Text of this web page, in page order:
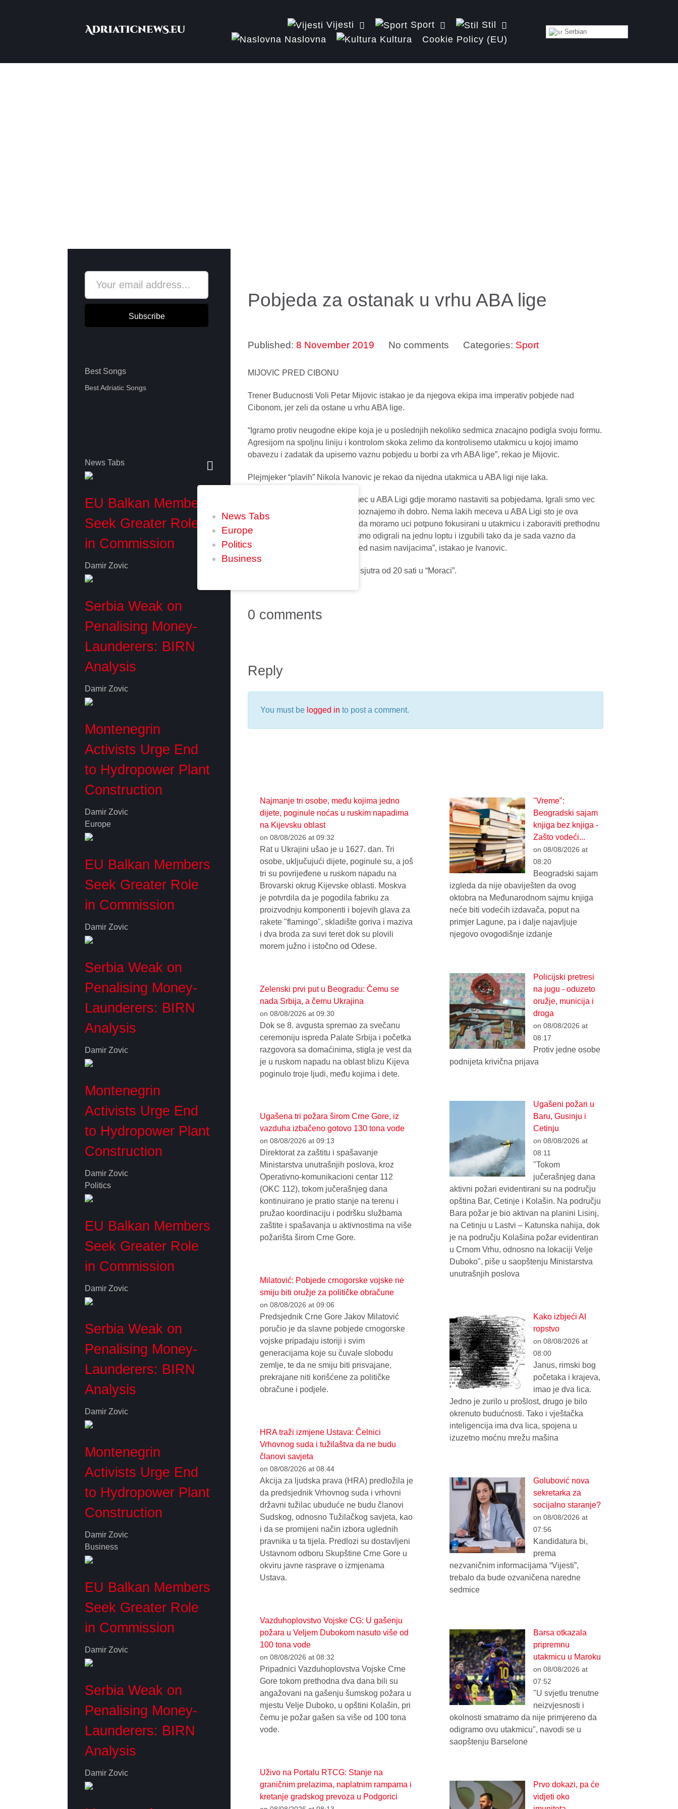
Vijesti Sport
Stil
Naslovna
Kultura Cookie Policy (EU)
Serbian
Subscribe
Best Songs
Best Adriatic Songs
News Tabs
Europe
Politics
Business
News Tabs
EU Balkan Members
Seek Greater Role
in Commission
Damir Zovic
Serbia Weak on
Penalising Money-
Launderers: BIRN
Analysis
Damir Zovic
Montenegrin
Activists Urge End
to Hydropower Plant
Construction
Damir Zovic
Europe
EU Balkan Members
Seek Greater Role
in Commission
Damir Zovic
Serbia Weak on
Penalising Money-
Launderers: BIRN
Analysis
Damir Zovic
Montenegrin
Activists Urge End
to Hydropower Plant
Construction
Damir Zovic
Politics
EU Balkan Members
Seek Greater Role
in Commission
Damir Zovic
Serbia Weak on
Penalising Money-
Launderers: BIRN
Analysis
Damir Zovic
Montenegrin
Activists Urge End
to Hydropower Plant
Construction
Damir Zovic
Business
EU Balkan Members
Seek Greater Role
in Commission
Damir Zovic
Serbia Weak on
Penalising Money-
Launderers: BIRN
Analysis
Damir Zovic
Pobjeda za ostanak u vrhu ABA lige
Published: 8 November 2019 No comments Categories: Sport
MIJOVIC PRED CIBONU
Trener Buducnosti Voli Petar Mijovic istakao je da njegova ekipa ima imperativ pobjede nad
Cibonom, jer zeli da ostane u vrhu ABA lige.
“Igramo protiv neugodne ekipe koja je u poslednjih nekoliko sedmica znacajno podigla svoju formu.
Agresijom na spoljnu liniju i kontrolom skoka zelimo da kontrolisemo utakmicu u kojoj imamo
obavezu i zadatak da upisemo vaznu pobjedu u borbi za vrh ABA lige”, rekao je Mijovic.
Plejmjeker “plavih” Nikola Ivanovic je rekao da nijedna utakmica u ABA ligi nije laka.
“Ocekuje nas izuzetno vazan mec u ABA Ligi gdje moramo nastaviti sa pobjedama. Igrali smo vec
protiv Cibone na Super kupu i poznajemo ih dobro. Nema lakih meceva u ABA Ligi sto je ova
sezona najbolje pokazala tako da moramo uci potpuno fokusirani u utakmicu i zaboraviti prethodnu
utakmicu. Veliki broj utakmica smo odigrali na jednu loptu i izgubili tako da je sada vazno da
pokazemo karakter i slavimo pred nasim navijacima”, istakao je Ivanovic.
Buducnost Voli i Cibona igrace sjutra od 20 sati u “Moraci”.
0 comments
Reply
You must be logged in to post a comment.
Najmanje tri osobe, među kojima jedno
dijete, poginule noćas u ruskim napadima
na Kijevsku oblast
on 08/08/2026 at 09:32
Rat u Ukrajini ušao je u 1627. dan. Tri
osobe, uključujući dijete, poginule su, a još
tri su povrijeđene u ruskom napadu na
Brovarski okrug Kijevske oblasti. Moskva
je potvrdila da je pogodila fabriku za
proizvodnju komponenti i bojevih glava za
rakete "flamingo", skladište goriva i maziva
i dva broda za suvi teret dok su plovili
morem južno i istočno od Odese.
Zelenski prvi put u Beogradu: Čemu se
nada Srbija, a čemu Ukrajina
on 08/08/2026 at 09:30
Dok se 8. avgusta spremao za svečanu
ceremoniju ispreda Palate Srbija i početka
razgovora sa domaćinima, stigla je vest da
je u ruskom napadu na oblast blizu Kijeva
poginulo troje ljudi, među kojima i dete.
Ugašena tri požara širom Crne Gore, iz
vazduha izbačeno gotovo 130 tona vode
on 08/08/2026 at 09:13
Direktorat za zaštitu i spašavanje
Ministarstva unutrašnjih poslova, kroz
Operativno-komunikacioni centar 112
(OKC 112), tokom jučerašnjeg dana
kontinuirano je pratio stanje na terenu i
pružao koordinaciju i podršku službama
zaštite i spašavanja u aktivnostima na više
požarišta širom Crne Gore.
Milatović: Pobjede crnogorske vojske ne
smiju biti oružje za političke obračune
on 08/08/2026 at 09:06
Predsjednik Crne Gore Jakov Milatović
poručio je da slavne pobjede crnogorske
vojske pripadaju istoriji i svim
generacijama koje su čuvale slobodu
zemlje, te da ne smiju biti prisvajane,
prekrajane niti korišćene za političke
obračune i podjele.
HRA traži izmjene Ustava: Čelnici
Vrhovnog suda i tužilaštva da ne budu
članovi savjeta
on 08/08/2026 at 08:44
Akcija za ljudska prava (HRA) predložila je
da predsjednik Vrhovnog suda i vrhovni
državni tužilac ubuduće ne budu članovi
Sudskog, odnosno Tužilačkog savjeta, kao
i da se promijeni način izbora uglednih
pravnika u ta tijela. Predlozi su dostavljeni
Ustavnom odboru Skupštine Crne Gore u
okviru javne rasprave o izmjenama
Ustava.
Vazduhoplovstvo Vojske CG: U gašenju
požara u Veljem Dubokom nasuto više od
100 tona vode
on 08/08/2026 at 08:32
Pripadnici Vazduhoplovstva Vojske Crne
Gore tokom prethodna dva dana bili su
angažovani na gašenju šumskog požara u
mjestu Velje Duboko, u opštini Kolašin, pri
čemu je požar gašen sa više od 100 tona
vode.
Uživo na Portalu RTCG: Stanje na
graničnim prelazima, naplatnim rampama i
kretanje gradskog prevoza u Podgorici
"Vreme":
Beogradski sajam
knjiga bez knjiga -
Zašto vodeći...
on 08/08/2026 at
08:20
Beogradski sajam
izgleda da nije obaviješten da ovog
oktobra na Međunarodnom sajmu knjiga
neće biti vodećih izdavača, poput na
primjer Lagune, pa i dalje najavljuje
njegovo ovogodišnje izdanje
Policijski pretresi
na jugu - oduzeto
oružje, municija i
droga
on 08/08/2026 at
08:17
Protiv jedne osobe
podnijeta krivična prijava
Ugašeni požari u
Baru, Gusinju i
Cetinju
on 08/08/2026 at
08:11
"Tokom
jučerašnjeg dana
aktivni požari evidentirani su na području
opština Bar, Cetinje i Kolašin. Na području
Bara požar je bio aktivan na planini Lisinj,
na Cetinju u Lastvi – Katunska nahija, dok
je na području Kolašina požar evidentiran
u Crnom Vrhu, odnosno na lokaciji Velje
Duboko", piše u saopštenju Ministarstva
unutrašnjih poslova
Kako izbjeći AI
ropstvo
on 08/08/2026 at
08:00
Janus, rimski bog
početaka i krajeva,
imao je dva lica.
Jedno je zurilo u prošlost, drugo je bilo
okrenuto budućnosti. Tako i vještačka
inteligencija ima dva lica, spojena u
izuzetno moćnu mrežu mašina
Golubović nova
sekretarka za
socijalno staranje?
on 08/08/2026 at
07:56
Kandidatura bi,
prema
nezvaničnim informacijama “Vijesti”,
trebalo da bude ozvaničena naredne
sedmice
Barsa otkazala
pripremnu
utakmicu u Maroku
on 08/08/2026 at
07:52
"U svjetlu trenutne
neizvjesnosti i
okolnosti smatramo da nije primjereno da
odigramo ovu utakmicu", navodi se u
saopštenju Barselone
Prvo dokazi, pa će
vidjeti oko